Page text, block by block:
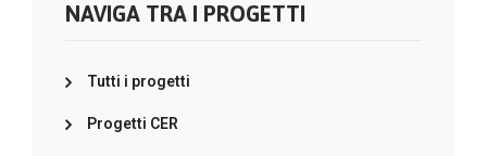
NAVIGA TRA I PROGETTI
Tutti i progetti
Progetti CER